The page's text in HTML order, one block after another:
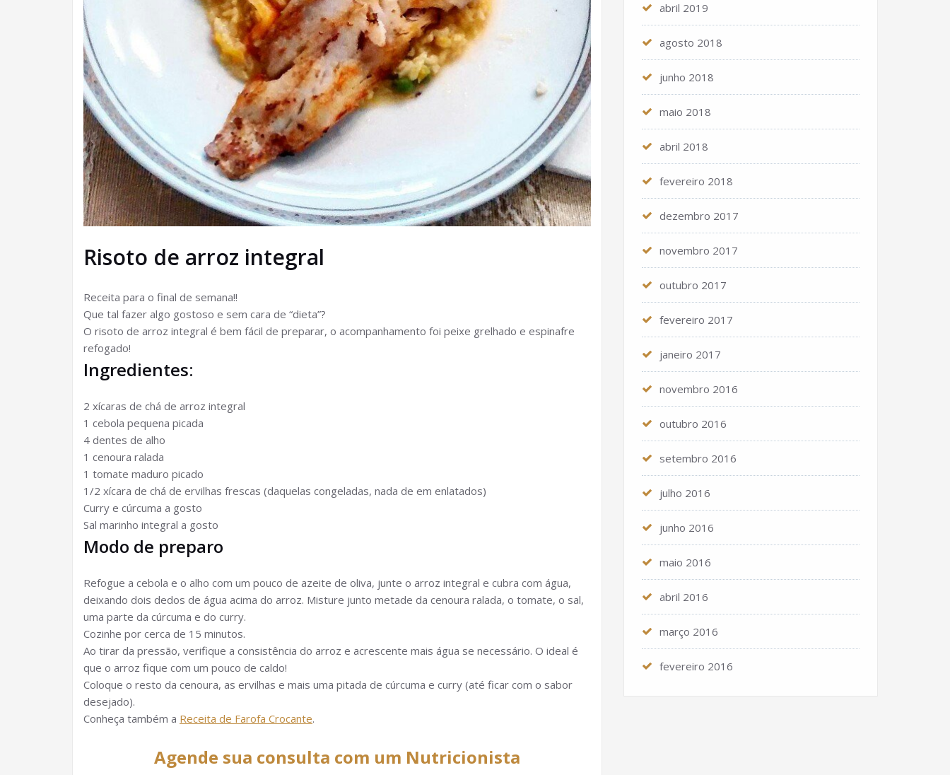
Risoto de arroz integral
Receita para o final de semana!!
Que tal fazer algo gostoso e sem cara de “dieta”?
O risoto de arroz integral é bem fácil de preparar, o acompanhamento foi peixe grelhado e espinafre
refogado!
Ingredientes:
2 xícaras de chá de arroz integral
1 cebola pequena picada
4 dentes de alho
1 cenoura ralada
1 tomate maduro picado
1/2 xícara de chá de ervilhas frescas (daquelas congeladas, nada de em enlatados)
Curry e cúrcuma a gosto
Sal marinho integral a gosto
Modo de preparo
Refogue a cebola e o alho com um pouco de azeite de oliva, junte o arroz integral e cubra com água,
deixando dois dedos de água acima do arroz. Misture junto metade da cenoura ralada, o tomate, o sal,
uma parte da cúrcuma e do curry.
Cozinhe por cerca de 15 minutos.
Ao tirar da pressão, verifique a consistência do arroz e acrescente mais água se necessário. O ideal é
que o arroz fique com um pouco de caldo!
Coloque o resto da cenoura, as ervilhas e mais uma pitada de cúrcuma e curry (até ficar com o sabor
desejado).
Conheça também a Receita de Farofa Crocante.
Agende sua consulta com um Nutricionista
abril 2019
agosto 2018
junho 2018
maio 2018
abril 2018
fevereiro 2018
dezembro 2017
novembro 2017
outubro 2017
fevereiro 2017
janeiro 2017
novembro 2016
outubro 2016
setembro 2016
julho 2016
junho 2016
maio 2016
abril 2016
março 2016
fevereiro 2016